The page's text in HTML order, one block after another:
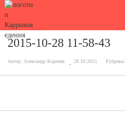
2015-10-28 11-58-43
Автор: Александр Коренев 28.10.2015 Рубрика: